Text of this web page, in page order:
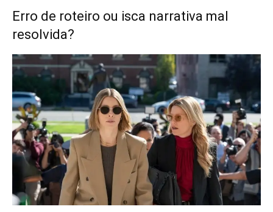
Erro de roteiro ou isca narrativa mal
resolvida?